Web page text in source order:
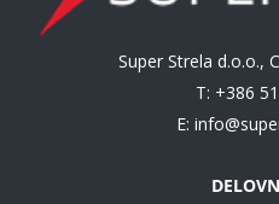
Super Strela d.o.o.,
T: +386
E: